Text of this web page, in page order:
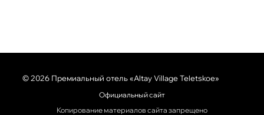
© 2026 Премиальный отель «Altay Village Teletskoe»
Официальный сайт
Копирование материалов сайта запрещено